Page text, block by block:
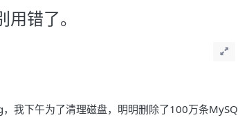
错了。
我下午为了清理磁盘，明明删除了100万条MySQ